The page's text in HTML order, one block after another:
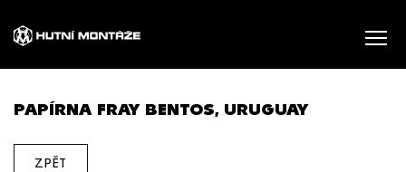
PAPÍRNA FRAY BENTOS, URUGUAY
ZPĚT